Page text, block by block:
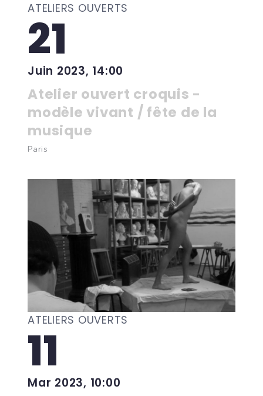
ATELIERS OUVERTS
21
Juin 2023, 14:00
Atelier ouvert croquis -
modèle vivant / fête de la
musique
Paris
ATELIERS OUVERTS
11
Mar 2023, 10:00